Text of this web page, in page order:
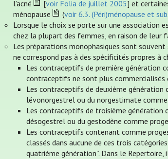
l’acné
[voir Folia de juillet 2005] et
ménopause
(voir 6.3. (Péri)ménopause et
Lorsque le choix se porte sur une association
chez la plupart des femmes, en raison de leur
Les préparations monophasiques sont
ne correspond pas à des spécificités propres à
Les contraceptifs de première génération
contraceptifs ne sont plus commercialisés
Les contraceptifs de deuxième
lévonorgestrel ou du norgestimate
Les contraceptifs de troisième génération
désogestrel ou du gestodène comme
Les contraceptifs contenant comme
classés dans aucune de ces trois
quatrième génération”. Dans le